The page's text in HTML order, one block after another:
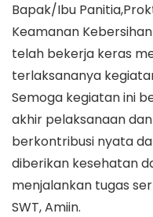
Bapak/Ibu
Keamanan
telah bekerja keras
terlaksananya
Semoga kegiatan ini
akhir pelaksanaan
berkontribusi nyata
diberikan kesehatan
menjalankan tugas
SWT, Amiin.